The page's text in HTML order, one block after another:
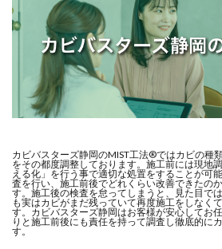
カビバスターズ静岡のMIST工法®ではカビの種
をその都度調整しております。施工前には現地
える化」を行う事で適切な処置をすることが可
査を行い、施工前後でどれくらい改善できたの
す。施工後の検査を怠ってしまうと、見た目で
も実はカビがまだ残っていて再度施工をしなく
す。カビバスターズ静岡はお客様が安心してお
りと施工前後にも責任を持って調査し徹底的に
す。